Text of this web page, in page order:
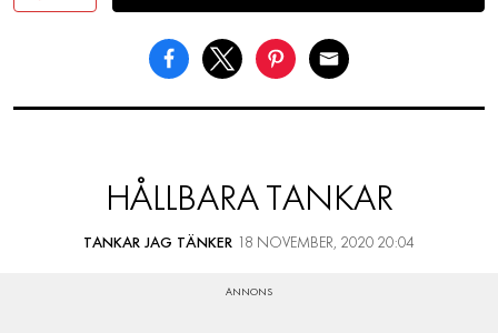
HÅLLBARA TANKAR
TANKAR JAG TÄNKER 18 NOVEMBER, 2020 20:04